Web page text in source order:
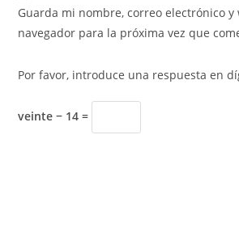
Guarda mi nombre, correo electrónico y
navegador para la próxima vez que
Por favor, introduce una respuesta en
veinte − 14 =